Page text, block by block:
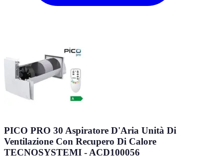
PICO PRO 30 Aspiratore D'Aria Unità Di
Ventilazione Con Recupero Di Calore
TECNOSYSTEMI - ACD100056